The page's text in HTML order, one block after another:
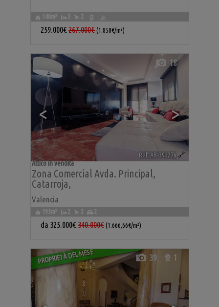
140m² 3 2
259.000€ 267.000€(1.850€/m²)
< >
18
Ref. AB-395276 🔗
Zona Comercial Avda. Principal,
Catarroja,
Valencia
Attico in vendita
195m² 2 2 2
da 325.000€ 340.000€(1.666,66€/m²)
PROPRIETÀ DEL MESE 39 1